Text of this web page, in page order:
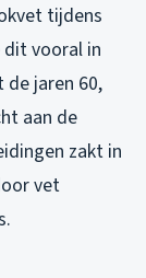
tijdens
dit vooral in
jaren 60,
aan de
zakt in
vet